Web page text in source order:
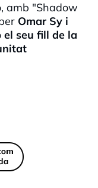
amb "Shadow
Omar Sy i
seu fill de la